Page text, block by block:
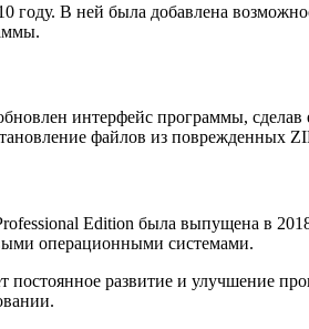
В ней была добавлена
интерфейс программы,
файлов из поврежденных
Edition была выпущена в
операционными системами.
развитие и улучшение